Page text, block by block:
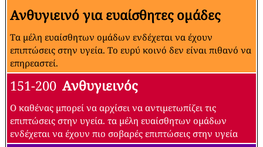
Ανθυγιεινό για ευαίσθητες ομάδες
Τα μέλη ευαίσθητων ομάδων ενδέχεται να έχουν
επιπτώσεις στην υγεία. Το ευρύ κοινό δεν είναι πιθανό να
επηρεαστεί.
151-200 Ανθυγιεινός
Ο καθένας μπορεί να αρχίσει να αντιμετωπίζει τις
επιπτώσεις στην υγεία. τα μέλη ευαίσθητων ομάδων
ενδέχεται να έχουν πιο σοβαρές επιπτώσεις στην υγεία